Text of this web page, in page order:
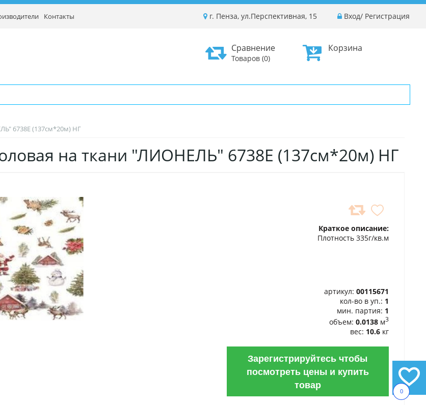
0
Контакты Вход/ Регистрация
г. Пенза, ул.Перспективная, 15
Корзина
Сравнение
Товаров (0)
6738E (137см*20м) НГ
на ткани "ЛИОНЕЛЬ" 6738E (137см*20м) НГ
Краткое описание:
Плотность 335г/кв.м
артикул: 00115671
кол-во в уп.: 1
мин. партия: 1
объем: 0.0138 м3
вес: 10.6 кг
Зарегистрируйтесь чтобы
посмотреть цены и купить
товар